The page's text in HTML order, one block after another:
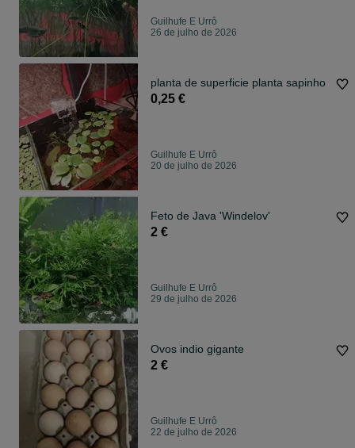
Guilhufe E Urrô
26 de julho de 2026
planta de superficie planta sapinho
0,25 €
Guilhufe E Urrô
20 de julho de 2026
Feto de Java 'Windelov'
2 €
Guilhufe E Urrô
29 de julho de 2026
Ovos indio gigante
2 €
Guilhufe E Urrô
22 de julho de 2026